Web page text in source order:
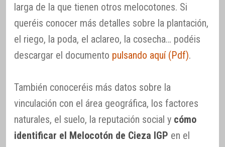
larga de la que tienen otros melocotones. Si
queréis conocer más detalles sobre la plantación,
el riego, la poda, el aclareo, la cosecha… podéis
descargar el documento pulsando aquí (Pdf).
También conoceréis más datos sobre la
vinculación con el área geográfica, los factores
naturales, el suelo, la reputación social y cómo
identificar el Melocotón de Cieza IGP en el